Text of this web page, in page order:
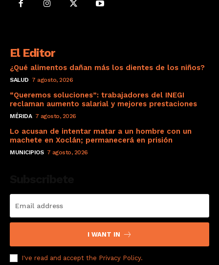
El Editor
¿Qué alimentos dañan más los dientes de los niños?
SALUD 7 agosto, 2026
“Queremos soluciones”: trabajadores del INEGI
reclaman aumento salarial y mejores prestaciones
MÉRIDA 7 agosto, 2026
Lo acusan de intentar matar a un hombre con un
machete en Xoclán; permanecerá en prisión
MUNICIPIOS 7 agosto, 2026
I WANT IN
I've read and accept the Privacy Policy.